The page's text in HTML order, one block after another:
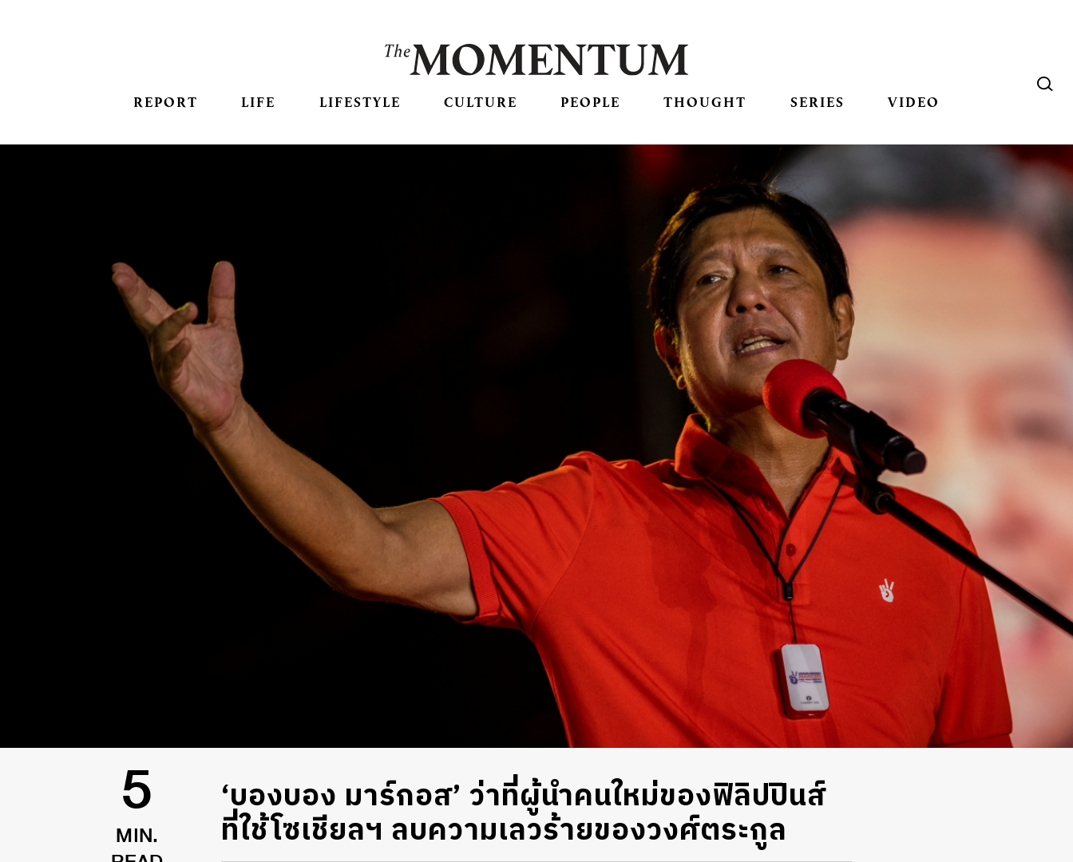
REPORT LIFE LIFESTYLE CULTURE PEOPLE THOUGHT SERIES VIDEO
5
MIN.
‘บองบอง มาร์กอส’ ว่าที่ผู้นำคนใหม่ของฟิลิปปินส์
ที่ใช้โซเชียลฯ ลบความเลวร้ายของวงศ์ตระกูล